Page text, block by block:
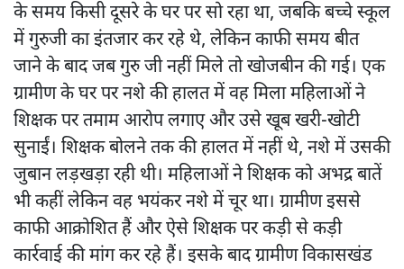
के समय किसी दूसरे के घर पर सो रहा था, जबकि बच्चे स्कूल
में गुरुजी का इंतजार कर रहे थे, लेकिन काफी समय बीत
जाने के बाद जब गुरु जी नहीं मिले तो खोजबीन की गई। एक
ग्रामीण के घर पर नशे की हालत में वह मिला महिलाओं ने
शिक्षक पर तमाम आरोप लगाए और उसे खूब खरी-खोटी
सुनाईं। शिक्षक बोलने तक की हालत में नहीं थे, नशे में उसकी
जुबान लड़खड़ा रही थी। महिलाओं ने शिक्षक को अभद्र बातें
भी कहीं लेकिन वह भयंकर नशे में चूर था। ग्रामीण इससे
काफी आक्रोशित हैं और ऐसे शिक्षक पर कड़ी से कड़ी
कार्रवाई की मांग कर रहे हैं। इसके बाद ग्रामीण विकासखंड